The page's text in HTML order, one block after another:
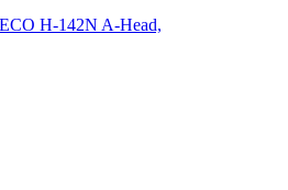
H-142N A-Head,